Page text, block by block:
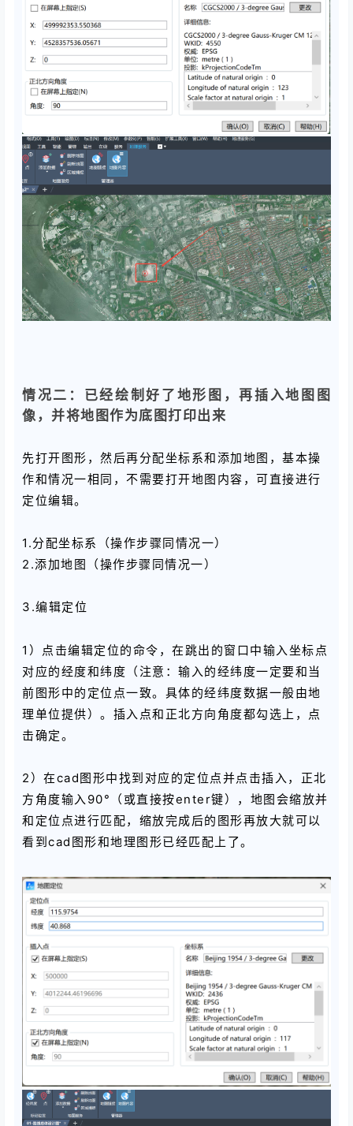
情况二：已经绘制好了地形图，再插入地图图
像，并将地图作为底图打印出来
先打开图形，然后再分配坐标系和添加地图，基本操
作和情况一相同，不需要打开地图内容，可直接进行
定位编辑。
1.分配坐标系（操作步骤同情况一）
2.添加地图（操作步骤同情况一）
3.编辑定位
1）点击编辑定位的命令，在跳出的窗口中输入坐标点
对应的经度和纬度（注意：输入的经纬度一定要和当
前图形中的定位点一致。具体的经纬度数据一般由地
理单位提供）。插入点和正北方向角度都勾选上，点
击确定。
2）在cad图形中找到对应的定位点并点击插入，正北
方角度输入90°（或直接按enter键），地图会缩放并
和定位点进行匹配，缩放完成后的图形再放大就可以
看到cad图形和地理图形已经匹配上了。